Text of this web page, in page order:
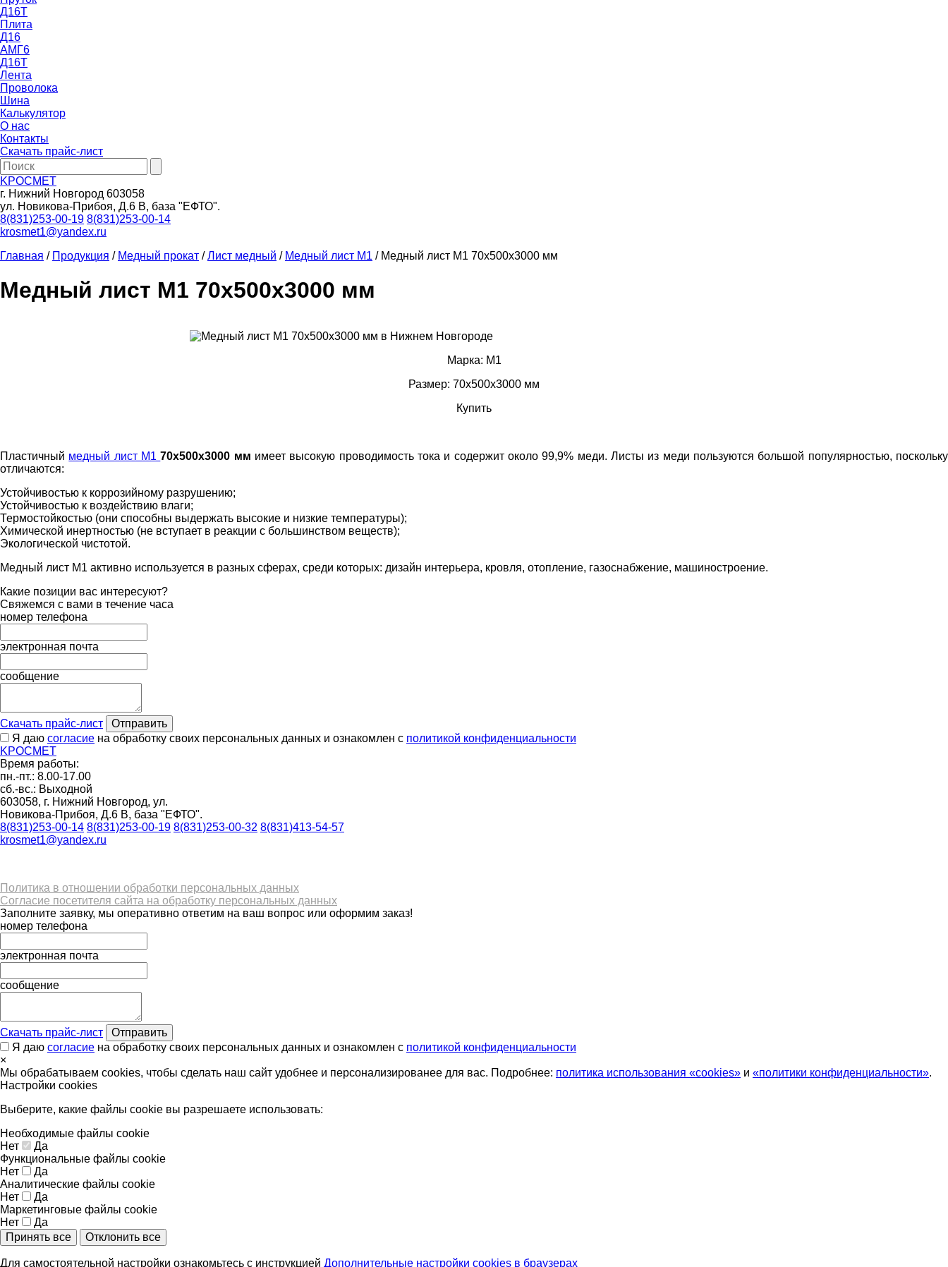
Д16Т
Плита
Д16
АМГ6
Д16Т
Лента
Проволока
Шина
Калькулятор
О нас
Контакты
Скачать прайс-лист
KРОСМЕТ
г. Нижний Новгород 603058
ул. Новикова-Прибоя, Д.6 В, база "ЕФТО".
8(831)253-00-19 8(831)253-00-14
krosmet1@yandex.ru
Главная / Продукция / Медный прокат /Лист медный / Медный лист М1 / Медный лист М1 70х500х3000 мм
Медный лист М1 70х500х3000 мм
Марка: М1
Размер: 70х500х3000 мм
Купить
Пластичный медный лист М170х500х3000 мм имеет высокую проводимость тока и содержит около 99,9% меди. Листы из меди пользуются большой популярностью, поскольку
отличаются:
Устойчивостью к коррозийному разрушению;
Устойчивостью к воздействию влаги;
Термостойкостью (они способны выдержать высокие и низкие температуры);
Химической инертностью (не вступает в реакции с большинством веществ);
Экологической чистотой.
Медный лист М1 активно используется в разных сферах, среди которых: дизайн интерьера, кровля, отопление, газоснабжение, машиностроение.
Какие позиции вас интересуют?
Свяжемся с вами в течение часа
номер телефона
электронная почта
сообщение
Скачать прайс-лист
Отправить
Я даю согласие на обработку своих персональных данных и ознакомлен с политикой конфиденциальности
KРОСМ ЕТ
Время работы:
пн.-пт.: 8.00-17.00
сб.-вс.: Выходной
603058, г. Нижний Новгород, ул.
Новикова-Прибоя, Д.6 В, база "ЕФТО".
8(831)253-00-14 8(831)253-00-19 8(831)253-00-32 8(831)413-54-57
krosmet1@yandex.ru
Политика в отношении обработки персональных данных
Согласие посетителя сайта на обработку персональных данных
Заполните заявку, мы оперативно ответим на ваш вопрос или оформим заказ!
номер телефона
электронная почта
сообщение
Скачать прайс-лист
Отправить
Я даю согласие на обработку своих персональных данных и ознакомлен с политикой конфиденциальности
×
Мы обрабатываем cookies, чтобы сделать наш сайт удобнее и персонализированее для вас. Подробнее: политика использования «cookies» и «политики конфиденциальности».
Настройки cookies
Выберите, какие файлы cookie вы разрешаете использовать:
Необходимые файлы cookie
Нет
Да
Функциональные файлы cookie
Нет
Да
Аналитические файлы cookie
Нет
Да
Маркетинговые файлы cookie
Нет
Да
Принять все
Отклонить все
Для самостоятельной настройки ознакомьтесь с инструкцией Дополнительные настройки cookies в браузерах